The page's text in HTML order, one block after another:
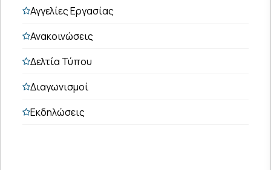
Αγγελίες Εργασίας
Ανακοινώσεις
Δελτία Τύπου
Διαγωνισμοί
Εκδηλώσεις